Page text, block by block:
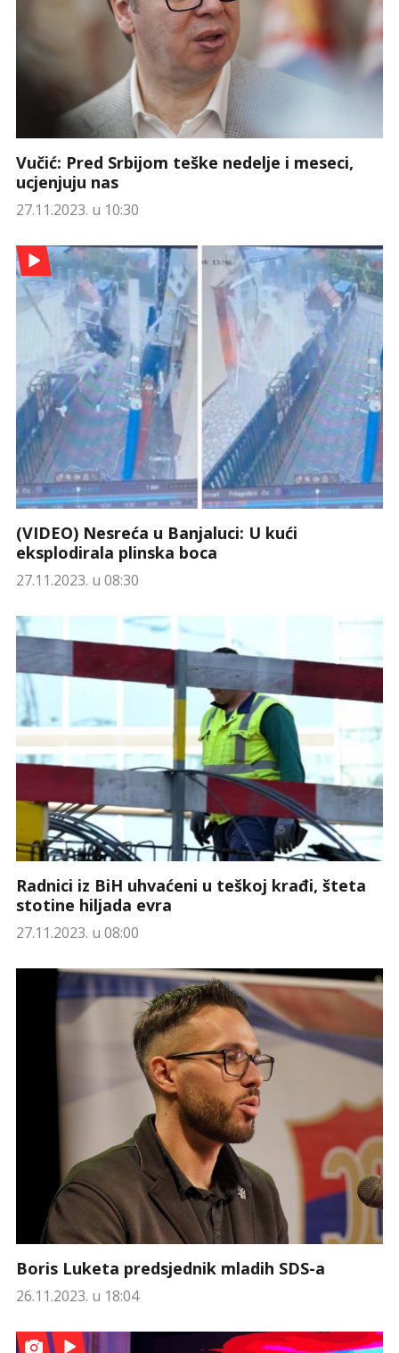
Vučić: Pred Srbijom teške nedelje i meseci,
ucjenjuju nas
27.11.2023. u 10:30
(VIDEO) Nesreća u Banjaluci: U kući
eksplodirala plinska boca
27.11.2023. u 08:30
Radnici iz BiH uhvaćeni u teškoj krađi, šteta
stotine hiljada evra
27.11.2023. u 08:00
Boris Luketa predsjednik mladih SDS-a
26.11.2023. u 18:04